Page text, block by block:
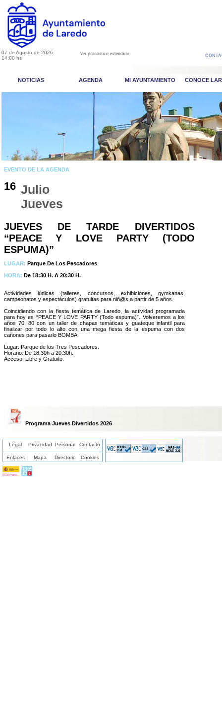
07 de Agosto de 2026
14:00 hs
Ver pronostico extendido
NOTICIAS AGENDA MI AYUNTAMIENTO CONOCE
EVENTO DE LA AGENDA
16 Julio
Jueves
JUEVES DE TARDE DIVERTIDOS
“PEACE Y LOVE PARTY (TODO
ESPUMA)”
LUGAR: Parque De Los Pescadores
HORA: De 18:30 H. A 20:30 H.
Actividades lúdicas (talleres, concursos, exhibiciones, gymkanas,
campeonatos y espectáculos) gratuitas para niñ@s a partir de 5 años.
Coincidiendo con la fiesta temática de Laredo, la actividad programada
para hoy es “PEACE Y LOVE PARTY (Todo espuma)”. Volveremos a los
años 70, 80 con un taller de chapas temáticas y guateque infantil para
finalizar por todo lo alto con una mega fiesta de la espuma con dos
cañones para pasarlo BOMBA.
Lugar: Parque de los Tres Pescadores.
Horario: De 18:30h a 20:30h.
Acceso: Libre y Gratuito.
Programa Jueves Divertidos 2026
Legal Privacidad Personal Contacto
Enlaces Mapa Directorio Cookies